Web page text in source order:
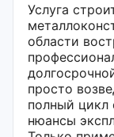
Услуга
области
просто
полный цикл
нюансы